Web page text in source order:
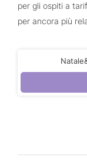
per gli ospiti a
per ancora più